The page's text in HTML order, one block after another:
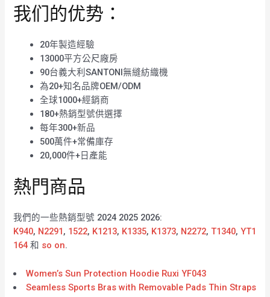
我们的优势：
20年製造經驗
13000平方公尺廠房
90台義大利SANTONI無縫紡織機
為20+知名品牌OEM/ODM
全球1000+經銷商
180+熱銷型號供選擇
每年300+新品
500萬件+常備庫存
20,000件+日產能
熱門商品
我們的一些熱銷型號 2024 2025 2026:
K940, N2291, 1522, K1213, K1335, K1373, N2272,T1340,YT1
164 和 so on.
Women’s Sun Protection Hoodie Ruxi YF043
Seamless Sports Bras with Removable Pads Thin Straps